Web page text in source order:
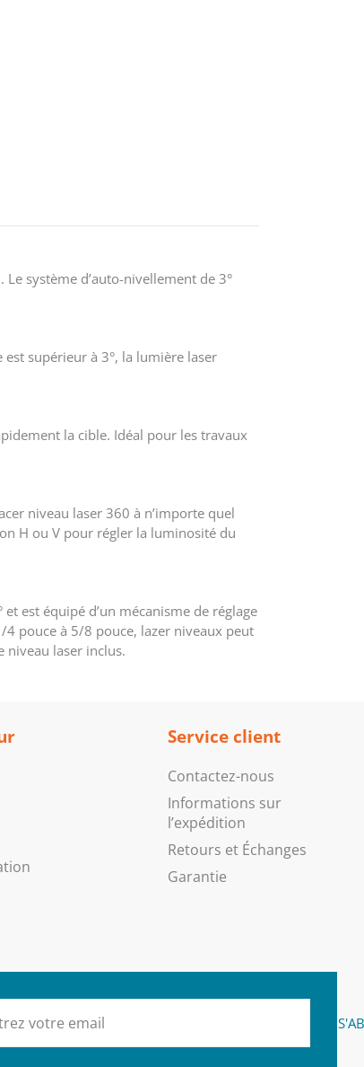
système d’auto-nivellement de 3°
est supérieur à 3°, la lumière laser
la cible. Idéal pour les travaux
niveau laser 360 à n’importe quel
H ou V pour régler la luminosité du
est équipé d’un mécanisme de réglage
pouce à 5/8 pouce, lazer niveaux peut
niveau laser inclus.
Service client
Contactez-nous
Informations sur
l’expédition
Retours et Échanges
Garantie